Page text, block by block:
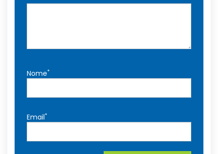
Nome*
Email*